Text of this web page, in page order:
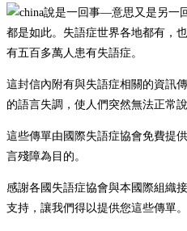
說是一回事—意思又是另一
都是如此。失語症世界各地都有，
有五百多萬人患有失語症。
這封信內附有與失語症相關的資訊
的語言失調，使人們突然無法正常
這些傳單由國際失語症協會免費提
言殘障為目的。
感謝各國失語症協會與本國際組織
支持，讓我們得以提供您這些傳單。